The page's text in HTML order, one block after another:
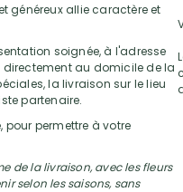
généreux allie caractère et
soignée, à l'adresse
directement au domicile de la
la livraison sur le lieu
partenaire.
permettre à votre
de la livraison, avec les fleurs
selon les saisons, sans